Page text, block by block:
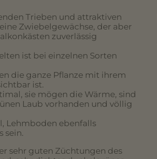
Trieben und attraktiven
Zwiebelgewächse, der aber
zuverlässig
ist bei einzelnen Sorten
die ganze Pflanze mit ihrem
ist.
sie mögen die Wärme, sind
Laub vorhanden und völlig
Lehmboden ebenfalls
sein.
sehr guten Züchtungen des